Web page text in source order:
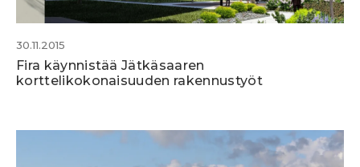
30.11.2015
Fira käynnistää Jätkäsaaren
korttelikokonaisuuden rakennustyöt